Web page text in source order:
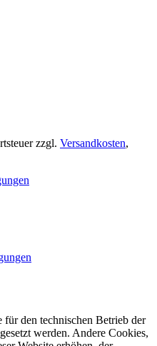
zzgl. Versandkosten,
für den technischen Betrieb der
werden. Andere Cookies,